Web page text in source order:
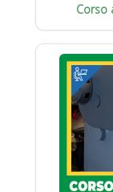
Corso